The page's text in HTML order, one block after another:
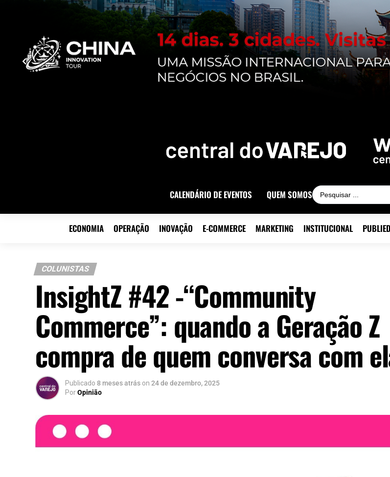
CALENDÁRIO DE EVENTOS QUEM SOMOS
ECONOMIA OPERAÇÃO INOVAÇÃO E-COMMERCE MARKETING INSTITUCIONAL
COLUNISTAS
InsightZ #42 -“Community
Commerce”: quando a Geração Z
compra de quem conversa com
Publicado 8 meses atrás on 24 de dezembro, 2025
PorOpinião